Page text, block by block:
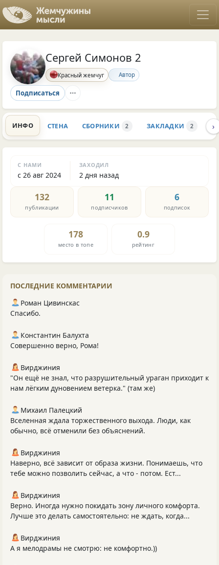
Сергей Симонов 2
Красный жемчуг Автор
Подписаться
ИНФО СТЕНА СБОРНИКИ 2 ЗАКЛАДКИ 2 ›
С НАМИ
с 26 авг 2024
ЗАХОДИЛ
2 дня назад
132
публикации
11
подписчиков
6
подписок
178
место в топе
0.9
рейтинг
ПОСЛЕДНИЕ КОММЕНТАРИИ
Роман Цивинскас
Спасибо.
Константин Балухта
Совершенно верно, Рома!
Вирджиния
"Он ещё не знал, что разрушительный ураган приходит к
нам лёгким дуновением ветерка." (там же)
Михаил Палецкий
Вселенная ждала торжественного выхода. Люди, как
обычно, всё отменили без объяснений.
Вирджиния
Наверно, всё зависит от образа жизни. Понимаешь, что
тебе можно позволить сейчас, а что - потом. Ест...
Вирджиния
Верно. Иногда нужно покидать зону личного комфорта.
Лучше это делать самостоятельно: не ждать, когда...
Вирджиния
А я мелодрамы не смотрю: не комфортно.))